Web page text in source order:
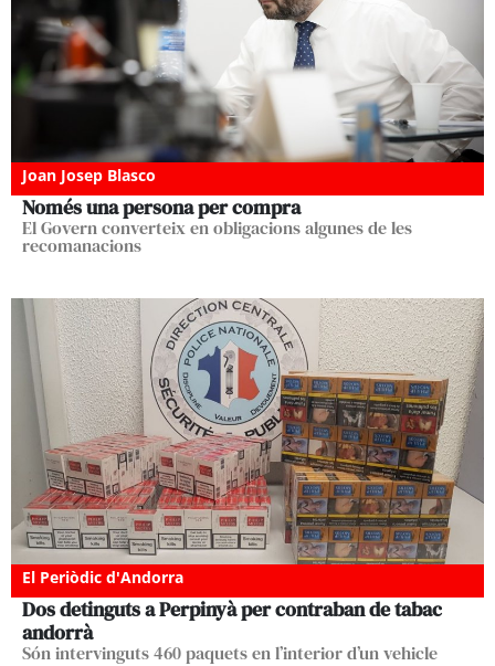
Joan Josep Blasco
Només una persona per compra
El Govern converteix en obligacions algunes de les
recomanacions
El Periòdic d'Andorra
Dos detinguts a Perpinyà per contraban de tabac
andorrà
Són intervinguts 460 paquets en l’interior d’un vehicle